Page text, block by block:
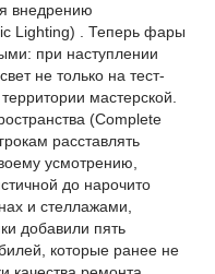
внедрению
Lighting) . Теперь фары
при наступлении
не только на тест-
мастерской.
(Complete
расставлять
усмотрению,
до нарочито
и стеллажами,
добавили пять
которые ранее не